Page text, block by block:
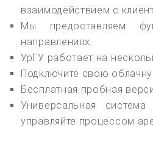
взаимодействием с
Мы предоставляем
направлениях.
УрГУ работает на
Подключите свою
Бесплатная пробная
Универсальная
управляйте процессом